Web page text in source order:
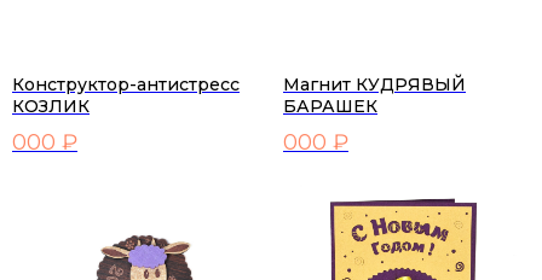
Конструктор-антистресс
КОЗЛИК
000 ₽
Магнит КУДРЯВЫЙ
БАРАШЕК
000 ₽